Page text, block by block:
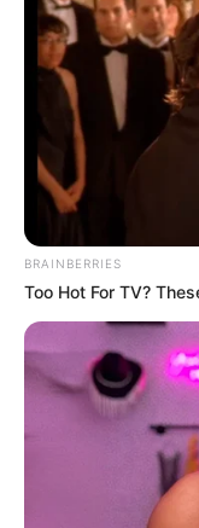
BRAINBERRIES
Too Hot For TV?